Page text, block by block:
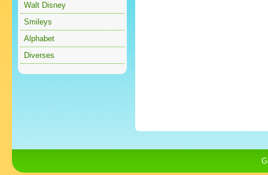
Walt Disney
Smileys
Alphabet
Diverses